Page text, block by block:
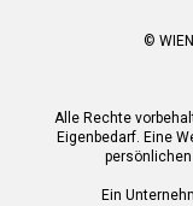
©
Alle Rechte
Eigenbedarf. Eine
Ein